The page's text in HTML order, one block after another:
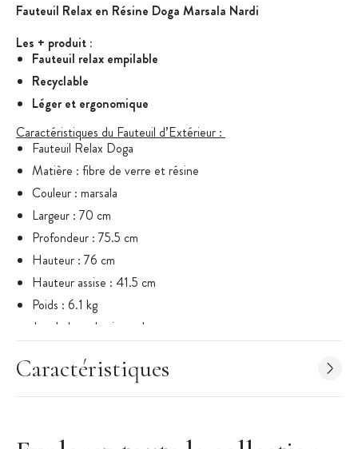
Fauteuil Relax en Résine Doga Marsala Nardi
Les + produit :
Fauteuil relax empilable
Recyclable
Léger et ergonomique
Caractéristiques du Fauteuil d’Extérieur :
Fauteuil Relax Doga
Matière : fibre de verre et résine
Couleur : marsala
Largeur : 70 cm
Profondeur : 75.5 cm
Hauteur : 76 cm
Hauteur assise : 41.5 cm
Poids : 6.1 kg
Jeu de latte horizontales
Fauteuil relax empilable
Recyclable
Gamme :
Caractéristiques